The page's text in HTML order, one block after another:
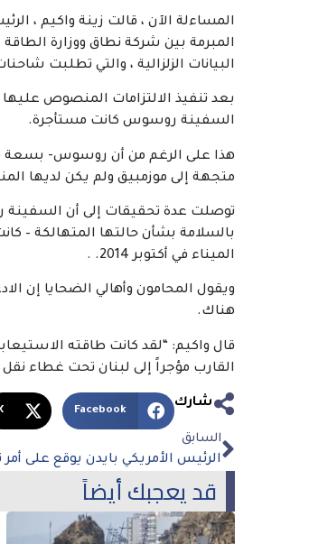
المساءلة الآن ، قالت زينة واكيم ،
البيانات الزلزالية ، والتي تطلبت
بعد تنفيذ الالتزامات المنصوص عليها
السفينة روسوس كانت مستأجرة.
متجهة إلى موزمبيق ولم يكن لديها
توصلت عدة تحقيقات إلى أن
بالسلامة بشأن حالتها المتهالكة –
الميناء في أكتوبر 2014. .
ويقول المحامون وأهالي الضحايا إن
هناك.
قال واكيم: “لقد كانت طاقته
القارب مؤجراً إلى لبنان تحت غطاء نقل
شارك
Facebook
السابق
قد يعجبك أيضاً